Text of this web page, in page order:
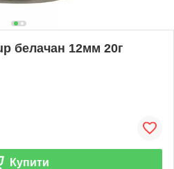
белачан 12мм 20г
Купити